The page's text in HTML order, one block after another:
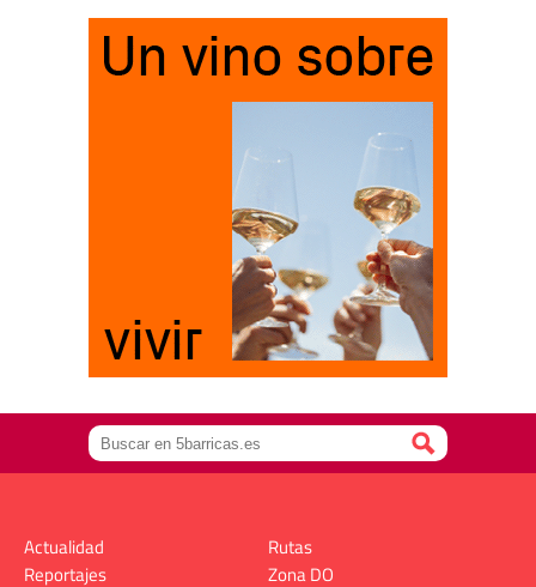
Actualidad
Reportajes
Rutas
Zona DO